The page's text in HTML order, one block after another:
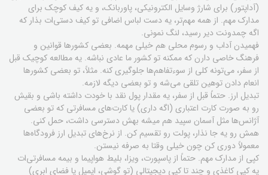
(آداپتور) برای شارژ وسایل الکترونیکی، پاوربانک، و یه کیف کوچک برای
مدارک مهم. از همه مهم‌تر، یه دست لباس اضافی تو کیف دستی‌ات بذار که
اگه چمدونت دیر رسید، لنگ نمونی.
فهمیدن آداب و رسوم محلی هم خیلی مهمه. بعضی کشورها قوانین و
فرهنگ خاصی دارن که ممکنه تو کشور ما عادی نباشه. یه مطالعه کوچیک قبل
از سفر، می‌تونه کلی از سوءتفاهم‌ها جلوگیری کنه. مثلاً، تو بعضی کشورها
انعام دادن توهین تلقی می‌شه و تو بعضی دیگه لازمه.
تبدیل ارز. حتماً قبل از سفر، یه مقدار پول نقد با خودت داشته باشی و بقیش
رو به صورت کارت اعتباری (اگه داری) یا کارت‌های مسافرتی که تو بعضی
آژانس‌ها مثل آسمان سپید هم میشه بهش دسترسی داشت، حمل کنی.
همش رو یه جا نذار، پولت رو تقسیم کن. از نرخ‌های تبدیل ارز فرودگاه‌ها
معمولاً دوری کن چون خیلی وقتا به صرفه نیستن.
کپی از مدارک مهم. حتماً از پاسپورت، ویزا، بلیط هواپیما و بیمه مسافرتی‌ات
یه کپی کاغذی و چند تا کپی دیجیتالی (تو گوشی، ایمیل یا فضای ابری)